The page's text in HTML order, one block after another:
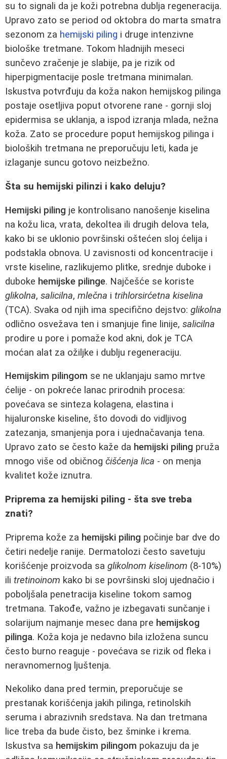
su to signali da je koži potrebna dublja regeneracija.
Upravo zato se period od oktobra do marta smatra
sezonom za hemijski piling i druge intenzivne
biološke tretmane. Tokom hladnijih meseci
sunčevo zračenje je slabije, pa je rizik od
hiperpigmentacije posle tretmana minimalan.
Iskustva potvrđuju da koža nakon hemijskog pilinga
postaje osetljiva poput otvorene rane - gornji sloj
epidermisa se uklanja, a ispod izranja mlada, nežna
koža. Zato se procedure poput hemijskog pilinga i
bioloških tretmana ne preporučuju leti, kada je
izlaganje suncu gotovo neizbežno.
Šta su hemijski pilinzi i kako deluju?
Hemijski piling je kontrolisano nanošenje kiselina
na kožu lica, vrata, dekoltea ili drugih delova tela,
kako bi se uklonio površinski oštećen sloj ćelija i
podstakla obnova. U zavisnosti od koncentracije i
vrste kiseline, razlikujemo plitke, srednje duboke i
duboke hemijske pilinge. Najčešće se koriste
glikolna, salicilna, mlečna i trihlorsirćetna kiselina
(TCA). Svaka od njih ima specifično dejstvo: glikolna
odlično osvežava ten i smanjuje fine linije, salicilna
prodire u pore i pomaže kod akni, dok je TCA
moćan alat za ožiljke i dublju regeneraciju.
Hemijskim pilingom se ne uklanjaju samo mrtve
ćelije - on pokreće lanac prirodnih procesa:
povećava se sinteza kolagena, elastina i
hijaluronske kiseline, što dovodi do vidljivog
zatezanja, smanjenja pora i ujednačavanja tena.
Upravo zato se često kaže da hemijski piling pruža
mnogo više od običnog čišćenja lica - on menja
kvalitet kože iznutra.
Priprema za hemijski piling - šta sve treba
znati?
Priprema kože za hemijski piling počinje bar dve do
četiri nedelje ranije. Dermatolozi često savetuju
korišćenje proizvoda sa glikolnom kiselinom (8-10%)
ili tretinoinom kako bi se površinski sloj ujednačio i
poboljšala penetracija kiseline tokom samog
tretmana. Takođe, važno je izbegavati sunčanje i
solarijum najmanje mesec dana pre hemijskog
pilinga. Koža koja je nedavno bila izložena suncu
često burno reaguje - povećava se rizik od fleka i
neravnomernog ljuštenja.
Nekoliko dana pred termin, preporučuje se
prestanak korišćenja jakih pilinga, retinolskih
seruma i abrazivnih sredstava. Na dan tretmana
lice treba da bude čisto, bez šminke i krema.
Iskustva sa hemijskim pilingom pokazuju da je